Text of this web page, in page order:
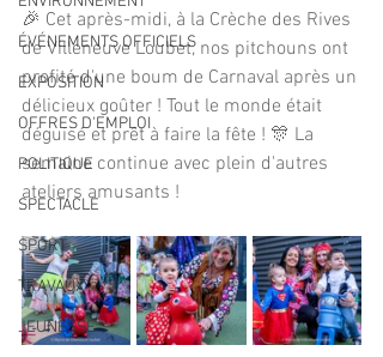
ÉVÉNEMENTS OFFICIELS
EXPOSITION
OFFRES D'EMPLOI
POLITIQUE
SPECTACLE
SPORT
TRAVAUX
JEUNESSE
🎉 Cet après-midi, à la Crèche des Rives
de Villeneuve Loubet, nos pitchouns ont
profité d'une boum de Carnaval après un
délicieux goûter ! Tout le monde était
déguisé et prêt à faire la fête ! 🎊 La
semaine continue avec plein d'autres
ateliers amusants !